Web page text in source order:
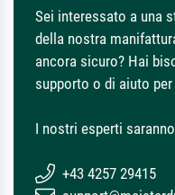
Sei interessato a una
della nostra
ancora sicuro? Hai
supporto o di aiuto
I nostri esperti
+43 4257 29415